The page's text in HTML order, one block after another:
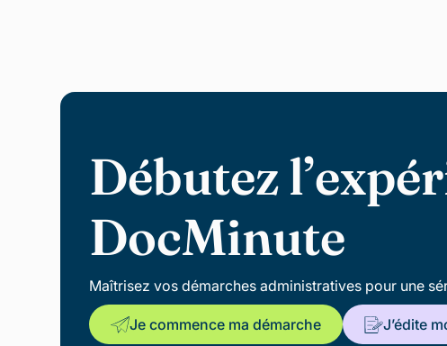
Débutez
DocMinute
Maîtrisez vos démarches administratives pour une
Je commence ma démarche J’édite